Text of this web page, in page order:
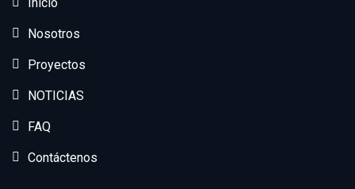
Nosotros
Proyectos
NOTICIAS
FAQ
Contáctenos